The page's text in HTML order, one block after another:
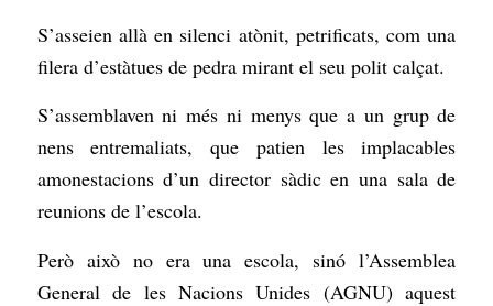
S’asseien allà en silenci atònit, petrificats, com una
filera d’estàtues de pedra mirant el seu polit calçat.
S’assemblaven ni més ni menys que a un grup de
nens entremaliats, que patien les implacables
amonestacions d’un director sàdic en una sala de
reunions de l’escola.
Però això no era una escola, sinó l’Assemblea
General de les Nacions Unides (AGNU) aquest